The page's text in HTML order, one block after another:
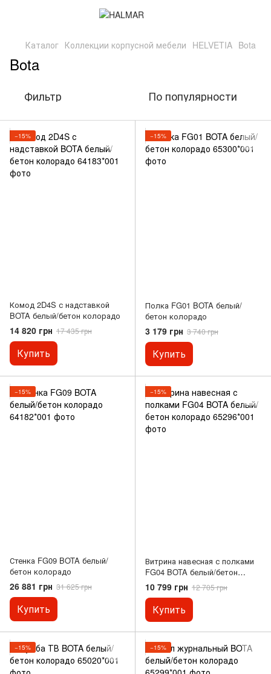
Каталог Коллекции корпусной мебели HELVETIA Bota
Bota
Фильтр По популярности
−15%
Комод 2D4S с надставкой
BOTA белый/бетон колорадо
14 820 грн 17 435 грн
Купить
−15%
Полка FG01 BOTA белый/
бетон колорадо
3 179 грн 3 740 грн
Купить
−15%
Стенка FG09 BOTA белый/
бетон колорадо
26 881 грн 31 625 грн
Купить
−15%
Витрина навесная с полками
FG04 BOTA белый/бетон
колорадо
10 799 грн 12 705 грн
Купить
−15% −15%